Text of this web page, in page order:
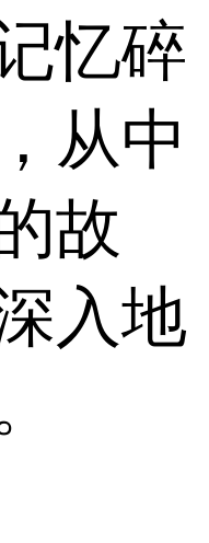
忆碎
从中
故
入地